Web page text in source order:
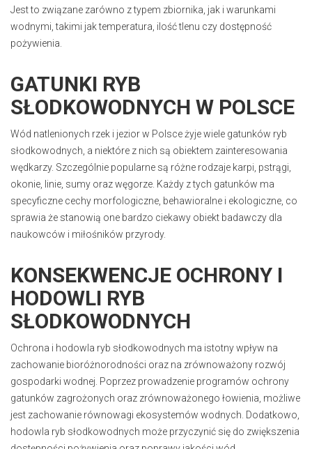
Jest to związane zarówno z typem zbiornika, jak i warunkami
wodnymi, takimi jak temperatura, ilość tlenu czy dostępność
pożywienia.
GATUNKI RYB
SŁODKOWODNYCH W POLSCE
Wód natlenionych rzek i jezior w Polsce żyje wiele gatunków ryb
słodkowodnych, a niektóre z nich są obiektem zainteresowania
wędkarzy. Szczególnie popularne są różne rodzaje karpi, pstrągi,
okonie, linie, sumy oraz węgorze. Każdy z tych gatunków ma
specyficzne cechy morfologiczne, behawioralne i ekologiczne, co
sprawia że stanowią one bardzo ciekawy obiekt badawczy dla
naukowców i miłośników przyrody.
KONSEKWENCJE OCHRONY I
HODOWLI RYB
SŁODKOWODNYCH
Ochrona i hodowla ryb słodkowodnych ma istotny wpływ na
zachowanie bioróżnorodności oraz na zrównoważony rozwój
gospodarki wodnej. Poprzez prowadzenie programów ochrony
gatunków zagrożonych oraz zrównoważonego łowienia, możliwe
jest zachowanie równowagi ekosystemów wodnych. Dodatkowo,
hodowla ryb słodkowodnych może przyczynić się do zwiększenia